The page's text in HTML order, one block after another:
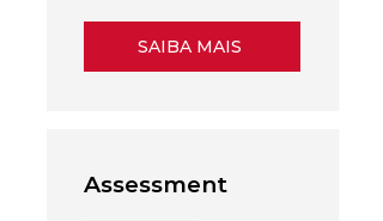
SAIBA MAIS
Assessment